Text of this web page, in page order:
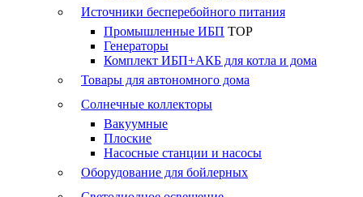
Источники бесперебойного питания
Промышленные ИБП TOP
Генераторы
Комплект ИБП+АКБ для котла и дома
Товары для автономного дома
Солнечные коллекторы
Вакуумные
Плоские
Насосные станции и насосы
Оборудование для бойлерных